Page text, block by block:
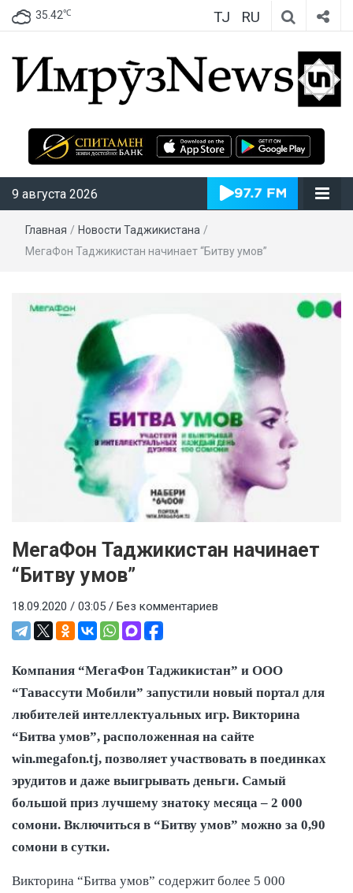
35.42℃ TJ RU
ИмрӯзNews
9 августа 2026
Главная / Новости Таджикистана /
МегаФон Таджикистан начинает “Битву умов”
МегаФон Таджикистан начинает
“Битву умов”
18.09.2020 / 03:05 / Без комментариев
Компания “МегаФон Таджикистан” и ООО
“Тавассути Мобили” запустили новый портал для
любителей интеллектуальных игр. Викторина
“Битва умов”, расположенная на сайте
win.megafon.tj, позволяет участвовать в поединках
эрудитов и даже выигрывать деньги. Самый
большой приз лучшему знатоку месяца – 2 000
сомони. Включиться в “Битву умов” можно за 0,90
сомони в сутки.
Викторина “Битва умов” содержит более 5 000